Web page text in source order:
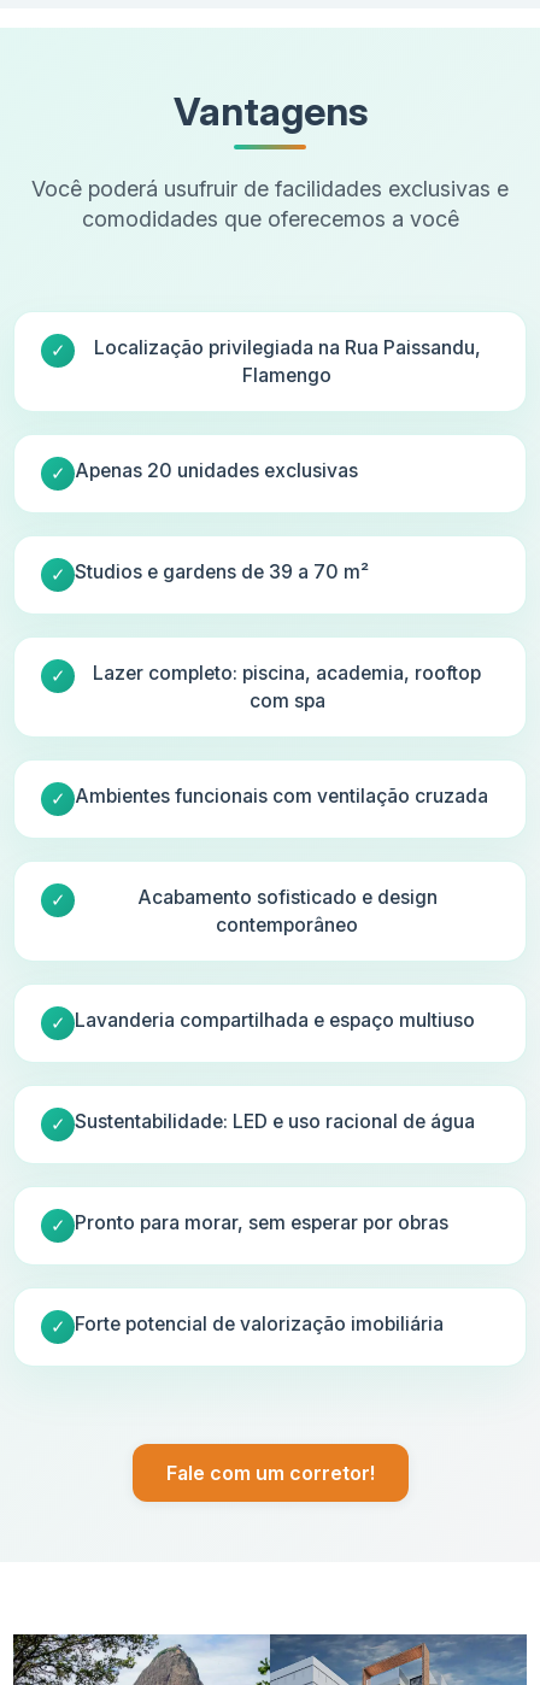
Vantagens
Você poderá usufruir de facilidades exclusivas e
comodidades que oferecemos a você
Localização privilegiada na Rua Paissandu,
Flamengo
Apenas 20 unidades exclusivas
Studios e gardens de 39 a 70 m²
Lazer completo: piscina, academia, rooftop
com spa
Ambientes funcionais com ventilação cruzada
Acabamento sofisticado e design
contemporâneo
Lavanderia compartilhada e espaço multiuso
Sustentabilidade: LED e uso racional de água
Pronto para morar, sem esperar por obras
Forte potencial de valorização imobiliária
Fale com um corretor!